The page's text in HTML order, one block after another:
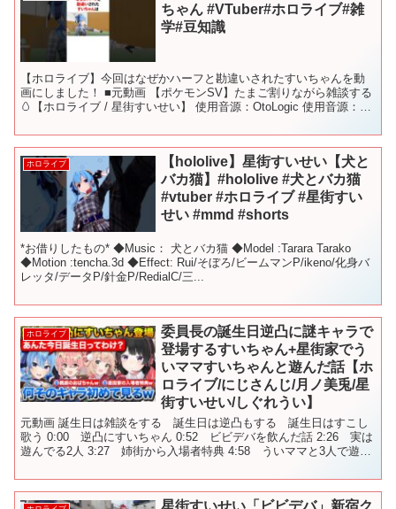
ちゃん #VTuber#ホロライブ#雑
学#豆知識
【ホロライブ】今回はなぜかハーフと勘違いされたすいちゃんを動
画にしました！ ■元動画 【ポケモンSV】たまご割りながら雑談する
🥚【ホロライブ / 星街すいせい】 使用音源：OtoLogic 使用音源：効
ホロライブ
【hololive】星街すいせい【犬と
バカ猫】#hololive #犬とバカ猫
#vtuber #ホロライブ #星街すい
せい #mmd #shorts
*お借りしたもの* ◆Music： 犬とバカ猫 ◆Model :Tarara Tarako
◆Motion :tencha.3d ◆Effect: Rui/そぼろ/ビームマンP/ikeno/化身バ
レッタ/データP/針金P/RedialC/三...
ホロライブ
委員長の誕生日逆凸に謎キャラで
登場するすいちゃん+星街家でう
いママすいちゃんと遊んだ話【ホ
ロライブ/にじさんじ/月ノ美兎/星
街すいせい/しぐれうい】
元動画 誕生日は雑談をする 誕生日は逆凸もする 誕生日はすこし
歌う 0:00 逆凸にすいちゃん 0:52 ビビデバを飲んだ話 2:26 実は
遊んでる2人 3:27 姉街から入場者特典 4:58 ういママと3人で遊ん
星街すいせい「ビビデバ」新宿ク